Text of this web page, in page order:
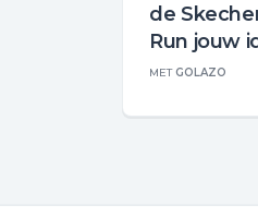
de
Run jouw
METGOLAZO